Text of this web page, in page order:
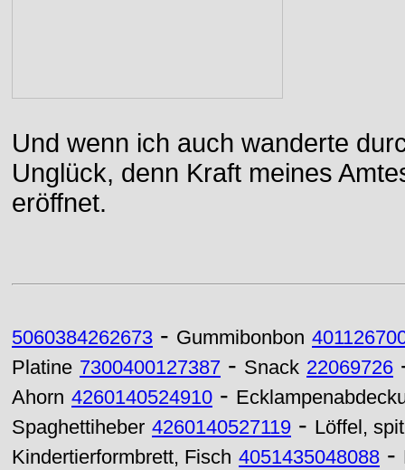
Und wenn ich auch wanderte
Unglück, denn Kraft meines
eröffnet.
5060384262673 - Gummibonbon
Platine 7300400127387 - Snack 22069726
Ahorn 4260140524910 -
Spaghettiheber 4260140527119 - Löffel,
Kindertierformbrett, Fisch 4051435048088 -